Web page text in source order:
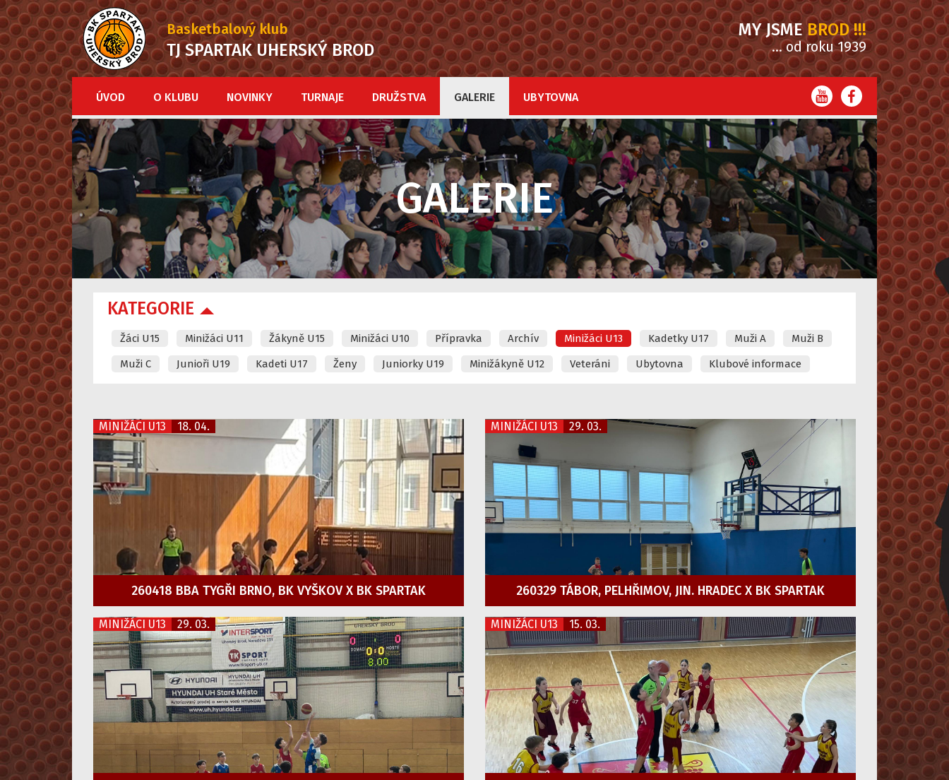
Basketbalový klub
TJ SPARTAK UHERSKÝ BROD
MY JSMEBROD !!!
... od roku 1939
ÚVOD O KLUBU NOVINKY TURNAJE DRUŽSTVA GALERIE UBYTOVNA
GALERIE
KATEGORIE
Žáci U15 Minižáci U11 Žákyně U15 Minižáci U10 Přípravka Archív Minižáci U13 Kadetky U17 Muži A
Muži B
Muži C
Junioři U19 Kadeti U17 Ženy Juniorky U19 Minižákyně U12 Veteráni Ubytovna Klubové informace
MINIŽÁCI U13 18. 04.
260418 BBA TYGŘI BRNO, BK VYŠKOV X BK SPARTAK
MINIŽÁCI U13 29. 03.
260329 TÁBOR, PELHŘIMOV, JIN. HRADEC X BK SPARTAK
MINIŽÁCI U13 29. 03. MINIŽÁCI U13 15. 03.